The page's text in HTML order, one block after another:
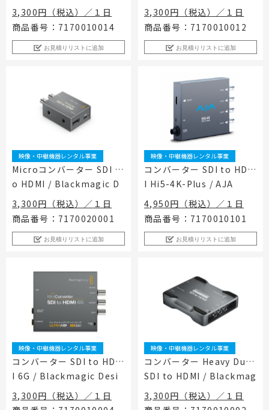
3,300円（税込）／１日
商品番号：7170010014
お見積りリストに追加
ic Design
3,300円（税込）／１日
商品番号：7170010012
お見積りリストに追加
映像・中継機器レンタル事業
Microコンバーター SDI t
o HDMI / Blackmagic D
esign
3,300円（税込）／１日
商品番号：7170020001
お見積りリストに追加
映像・中継機器レンタル事業
コンバーター SDI to HDM
I Hi5-4K-Plus / AJA
4,950円（税込）／１日
商品番号：7170010101
お見積りリストに追加
映像・中継機器レンタル事業
コンバーター SDI to HDM
I 6G / Blackmagic Desi
gn
3,300円（税込）／１日
映像・中継機器レンタル事業
コンバーター Heavy Duty
SDI to HDMI / Blackmag
ic Design
3,300円（税込）／１日